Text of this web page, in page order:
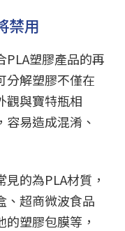
禁用
PLA塑膠產品的再
分解塑膠不僅在
觀與寶特瓶相
易造成混淆、
的為PLA材質，
、超商微波食品
塑膠包膜等，